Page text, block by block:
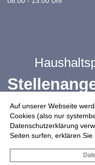
Auf unserer Webseite
Cookies (also nur
Datenschutzerklärung
Seiten surfen, erklären
Ganztag
Infos zur